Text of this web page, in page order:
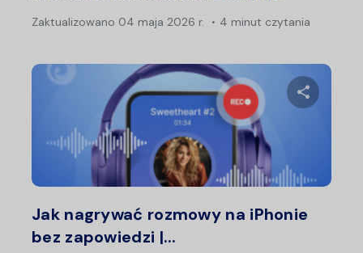
Zaktualizowano 04 maja 2026 r. 4 minut czytania
Jak nagrywać rozmowy na iPhonie
bez zapowiedzi |...